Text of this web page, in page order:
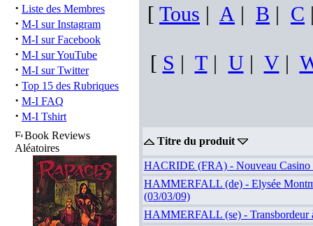
· Liste des Membres
· M-I sur Instagram
· M-I sur Facebook
· M-I sur YouTube
· M-I sur Twitter
· Top 15 des Rubriques
· M-I FAQ
· M-I Tshirt
Book Reviews
Aléatoires
[ Tous | A | B | C
[ S | T| U | V|
Titre du produit
HACRIDE (FRA) - Nouveau Casino
HAMMERFALL (de) - Elysée
(03/03/09)
HAMMERFALL (se) - Transbordeur